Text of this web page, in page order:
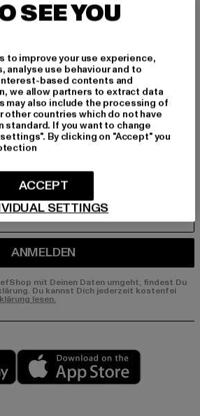
unseren Newsletter an und
über aktuelle Tre
Gutscheine von DefShop p
bist du interessiert?
ANMELDEN
mit Deinen Daten umgeht, findest Du
Du kannst Dich jederzeit kostenfei
lesen.
Play market
SEE YOU
to improve your use experience,
analyse use behaviour and to
based contents and
we allow partners to extract data
may also include the processing of
other countries which do not have
standard. If you want to change
By clicking on "Accept" you
SETTINGS
ACCEPT